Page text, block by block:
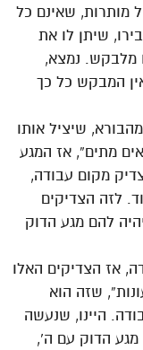
מותרות, שאינם כל
שיתן לו את
מלבקש. נמצא,
המבקש כל כך
שיציל אותו
מתים”, אז המגע
מקום עבודה,
לזה הצדיקים
להם מגע הדוק
אז הצדיקים האלו
שזה הוא
היינו, שנעשה
מגע הדוק עם ה’,